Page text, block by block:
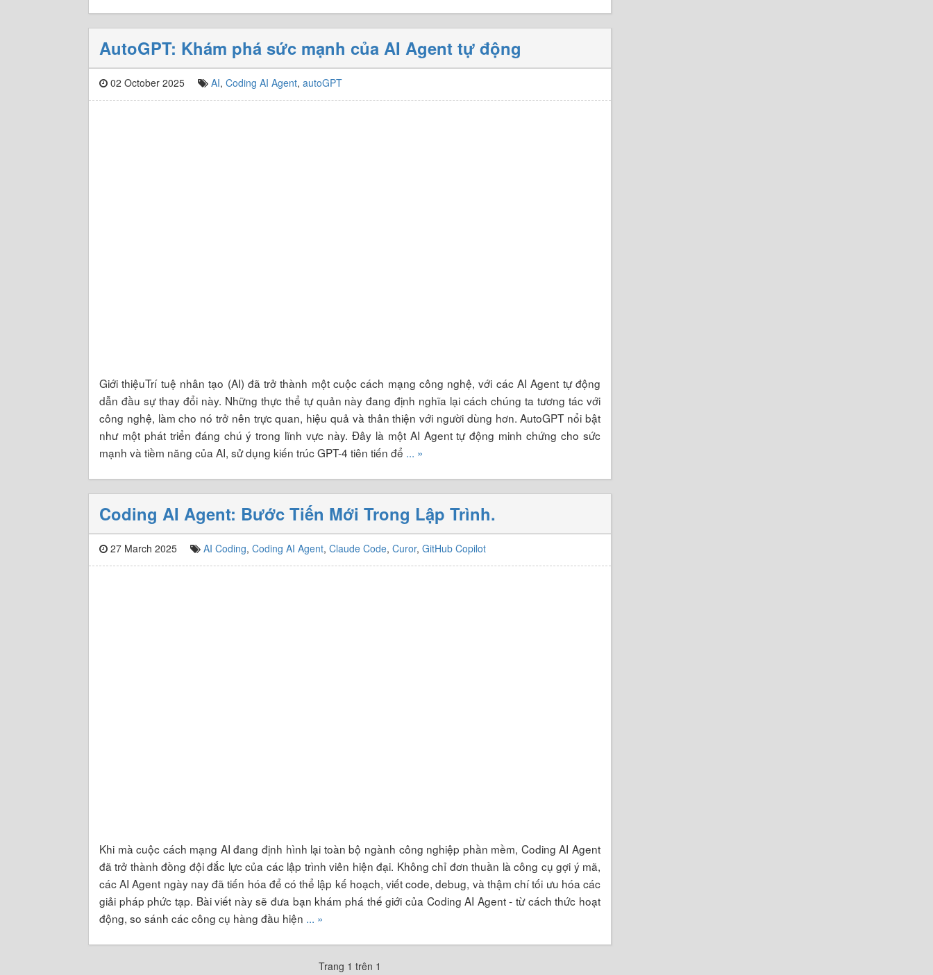
AutoGPT: Khám phá sức mạnh của AI Agent tự động
02 October 2025 AI, Coding AI Agent, autoGPT
Giới thiệuTrí tuệ nhân tạo (AI) đã trở thành một cuộc cách mạng công nghệ, với các AI Agent tự động
dẫn đầu sự thay đổi này. Những thực thể tự quản này đang định nghĩa lại cách chúng ta tương tác với
công nghệ, làm cho nó trở nên trực quan, hiệu quả và thân thiện với người dùng hơn. AutoGPT nổi bật
như một phát triển đáng chú ý trong lĩnh vực này. Đây là một AI Agent tự động minh chứng cho sức
mạnh và tiềm năng của AI, sử dụng kiến trúc GPT-4 tiên tiến để ... »
Coding AI Agent: Bước Tiến Mới Trong Lập Trình.
27 March 2025 AI Coding, Coding AI Agent, Claude Code, Curor, GitHub Copilot
Khi mà cuộc cách mạng AI đang định hình lại toàn bộ ngành công nghiệp phần mềm, Coding AI Agent
đã trở thành đồng đội đắc lực của các lập trình viên hiện đại. Không chỉ đơn thuần là công cụ gợi ý mã,
các AI Agent ngày nay đã tiến hóa để có thể lập kế hoạch, viết code, debug, và thậm chí tối ưu hóa các
giải pháp phức tạp. Bài viết này sẽ đưa bạn khám phá thế giới của Coding AI Agent - từ cách thức hoạt
động, so sánh các công cụ hàng đầu hiện ... »
Trang 1 trên 1